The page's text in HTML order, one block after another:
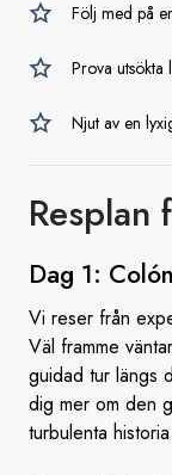
Följ med på
Prova utsökta
Njut av en
Resplan
Dag 1:
Vi reser från
Väl framme
guidad tur längs
dig mer om den
turbulenta